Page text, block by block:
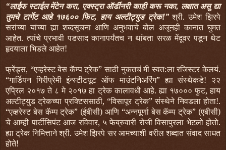
“लाईफ स्टाईल मेंटेन करा, एक्स्ट्रा ऑर्डीनरी काही करू नका, लक्षात असु द्या
तुमचे टार्गेट आहे १७६०० फिट, हाय अल्टीट्युड ट्रेक!”श्री. उमेश झिरपे
सरांच्या यांच्या ह्या शब्दसूचना आणि अनुभवाचे बोल अजूनही कानात घुमत
आहेत. त्यांचे प्रभावी पडसाद कानापर्यंतच न थांबता सरळ मेंदूवर पडून थेट
हृदयाला भिडले आहेत!
फ्रेंड्स, “एव्हरेस्ट बेस कॅम्प ट्रेक” साठी नुकतचं मी स्वत:ला रजिस्टर केलयं.
“गार्डियन गिरीप्रेमी इंन्स्टीटयूट ऑफ माउंटनिअरिंग” ह्या संस्थेकडे! २२
एप्रिल २०१७ ते ८ मे २०१७ हा ट्रेक कालावधी आहे. ह्या १७००० फुट, हाय
अल्टीट्युड ट्रेकच्या प्रक्टिससाठी, “विसापूर ट्रेक” संस्थेने निवडला होता!.
“एव्हरेस्ट बेस कॅम्प ट्रेक” (ईबीसी) आणि “अन्नपूर्णा बेस कॅम्प ट्रेक” (एबीसी)
चे आम्ही पार्टीसिपंट आज रविवार, ५ फेब्रुवारी रोजी विसापुरला भेटलो होतो.
ह्या ट्रेक निमित्ताने श्री. उमेश झिरपे सर आमच्याशी वरील शब्दात संवाद साधत
होते!